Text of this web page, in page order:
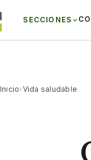
SECCIONES
Inicio›Vida saludable